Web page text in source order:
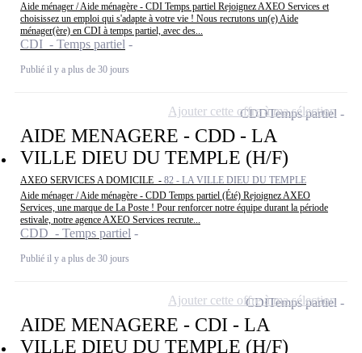
Aide ménager / Aide ménagère - CDI Temps partiel Rejoignez AXEO Services et
choisissez un emploi qui s'adapte à votre vie ! Nous recrutons un(e) Aide
ménager(ère) en CDI à temps partiel, avec des...
CDI - Temps partiel
Publié il y a plus de 30 jours
AIDE MENAGERE - CDD - LA
VILLE DIEU DU TEMPLE (H/F)
AXEO SERVICES A DOMICILE - 82 - LA VILLE DIEU DU TEMPLE
Aide ménager / Aide ménagère - CDD Temps partiel (Été) Rejoignez AXEO
Services, une marque de La Poste ! Pour renforcer notre équipe durant la période
estivale, notre agence AXEO Services recrute...
CDD - Temps partiel
Publié il y a plus de 30 jours
CDDTemps partiel
Ajouter cette offre à ma sélection
AIDE MENAGERE - CDI - LA
VILLE DIEU DU TEMPLE (H/F)
CDITemps partiel
Ajouter cette offre à ma sélection